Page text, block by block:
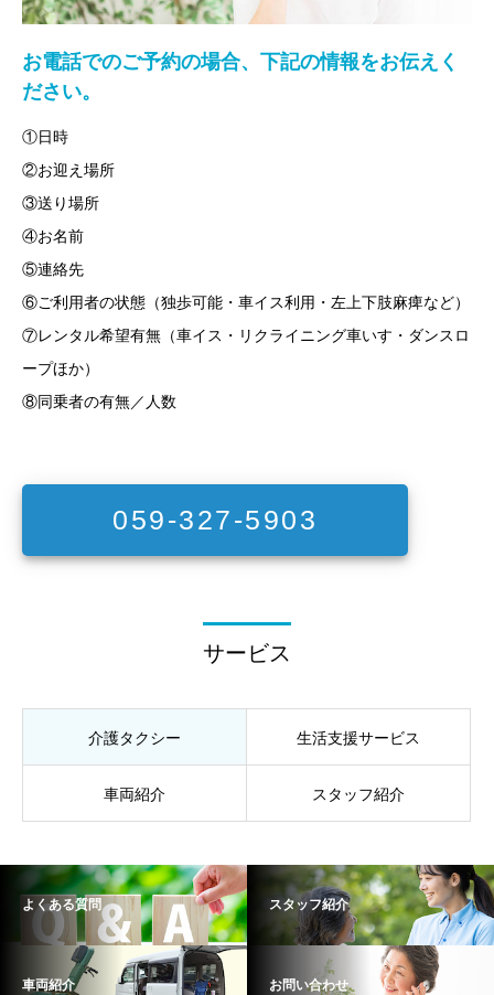
お電話でのご予約の場合、下記の情報をお伝えく
ださい。
①日時
②お迎え場所
③送り場所
④お名前
⑤連絡先
⑥ご利用者の状態（独歩可能・車イス利用・左上下肢麻痺など）
⑦レンタル希望有無（車イス・リクライニング車いす・ダンスロ
ープほか）
⑧同乗者の有無／人数
059-327-5903
サービス
介護タクシー 生活支援サービス
車両紹介 スタッフ紹介
よくある質問 スタッフ紹介
車両紹介 お問い合わせ